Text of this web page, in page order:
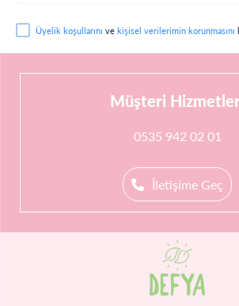
Üyelik koşullarını ve kişisel verilerimin korunmasını
Müşteri
0535 942 02 01
İletişime Geç